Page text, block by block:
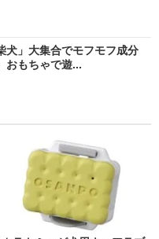
犬」大集合でモフモフ成分
もちゃで遊...